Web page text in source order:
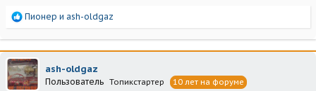
Р
а
к
ц
и
и
Пионер и ash-oldgaz
ash-oldgaz
Пользователь Топикстартер 10 лет на форуме